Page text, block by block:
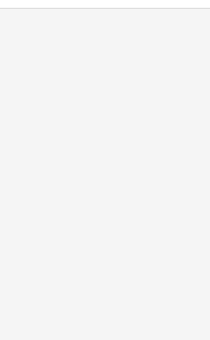
じこ）で行ってきます。8